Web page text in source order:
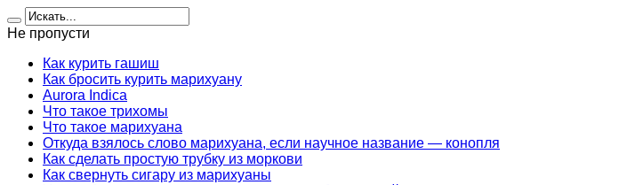
Не пропусти
Как курить гашиш
Как бросить курить марихуану
Aurora Indica
Что такое трихомы
Что такое марихуана
Откуда взялось слово марихуана, если научное название — конопля
Как сделать простую трубку из моркови
Как свернуть сигару из марихуаны